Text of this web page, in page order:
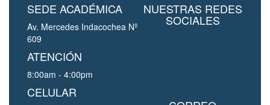
SEDE ACADÉMICA
Av. Mercedes Indacochea Nº
609
ATENCIÓN
8:00am - 4:00pm
CELULAR
NUESTRAS REDES
SOCIALES